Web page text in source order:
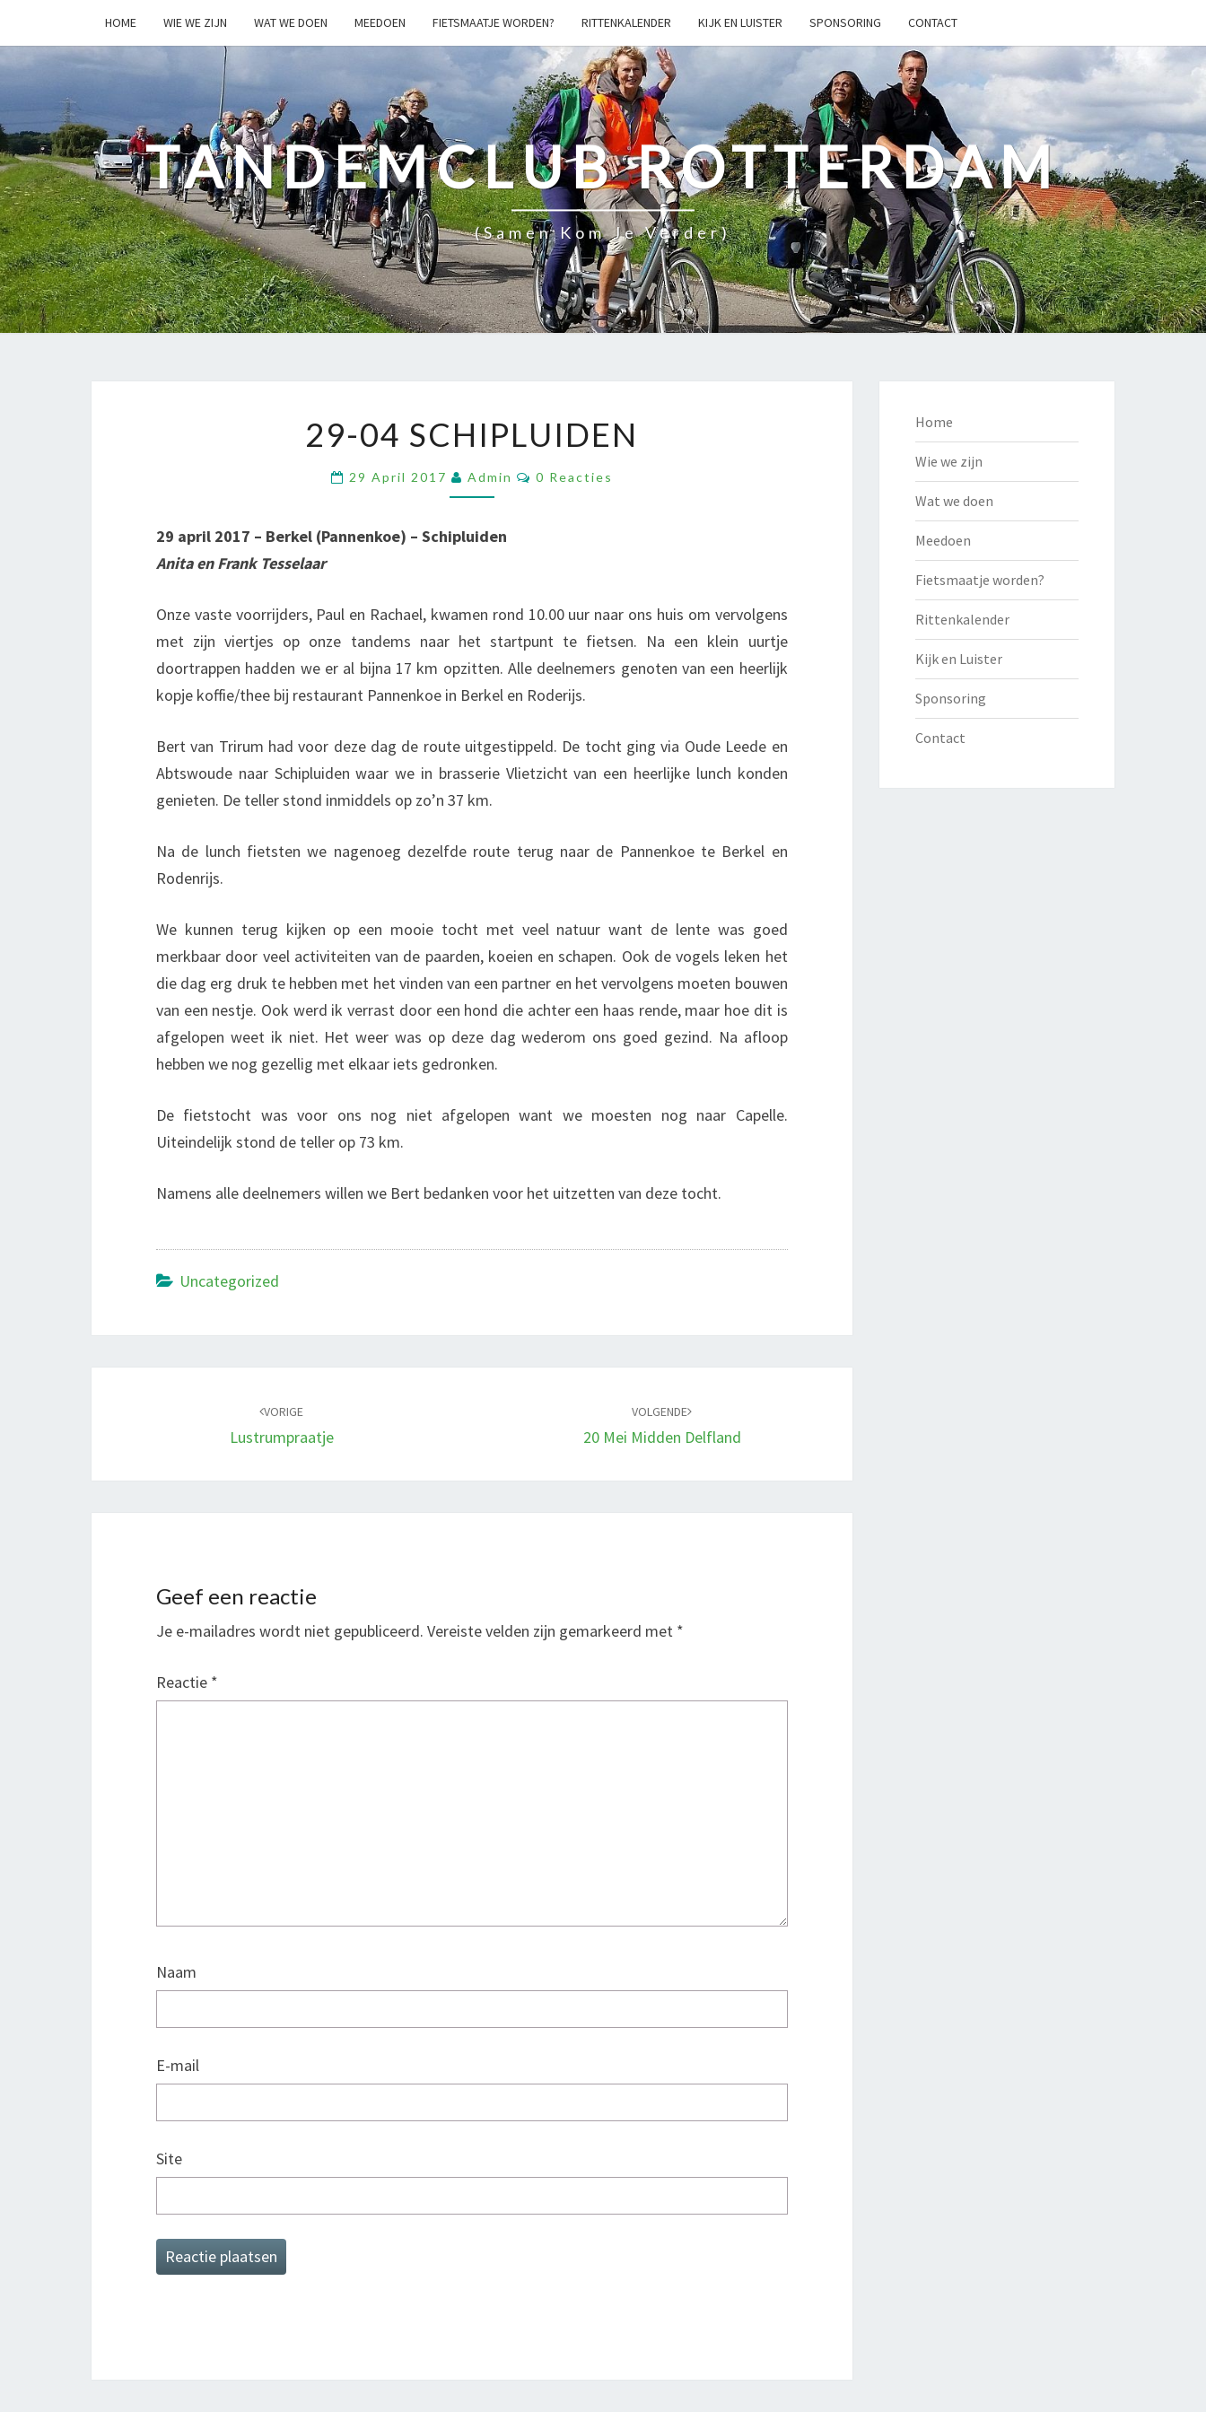
HOME WIE WE ZIJN WAT WE DOEN MEEDOEN FIETSMAATJE WORDEN? RITTENKALENDER KIJK EN LUISTER SPONSORING CONTACT
TANDEMCLUB ROTTERDAM
(samen Kom Je Verder)
04
29-04 SCHIPLUIDEN
29 April 2017 Admin Reacties
0 Reacties
29 april 2017 – Berkel (Pannenkoe) – Schipluiden
Anita en Frank Tesselaar
Onze vaste voorrijders, Paul en Rachael, kwamen rond 10.00 uur naar ons huis om vervolgens
met zijn viertjes op onze tandems naar het startpunt te fietsen. Na een klein uurtje
doortrappen hadden we er al bijna 17 km opzitten. Alle deelnemers genoten van een heerlijk
kopje koffie/thee bij restaurant Pannenkoe in Berkel en Roderijs.
Bert van Trirum had voor deze dag de route uitgestippeld. De tocht ging via Oude Leede en
Abtswoude naar Schipluiden waar we in brasserie Vlietzicht van een heerlijke lunch konden
genieten. De teller stond inmiddels op zo’n 37 km.
Na de lunch fietsten we nagenoeg dezelfde route terug naar de Pannenkoe te Berkel en
Rodenrijs.
We kunnen terug kijken op een mooie tocht met veel natuur want de lente was goed
merkbaar door veel activiteiten van de paarden, koeien en schapen. Ook de vogels leken het
die dag erg druk te hebben met het vinden van een partner en het vervolgens moeten bouwen
van een nestje. Ook werd ik verrast door een hond die achter een haas rende, maar hoe dit is
afgelopen weet ik niet. Het weer was op deze dag wederom ons goed gezind. Na afloop
hebben we nog gezellig met elkaar iets gedronken.
De fietstocht was voor ons nog niet afgelopen want we moesten nog naar Capelle.
Uiteindelijk stond de teller op 73 km.
Namens alle deelnemers willen we Bert bedanken voor het uitzetten van deze tocht.
Uncategorized
VORIGE
Lustrumpraatje
VOLGENDE
20 Mei Midden Delfland
Geef een reactie
Je e-mailadres wordt niet gepubliceerd. Vereiste velden zijn gemarkeerd met *
Reactie *
Naam
E-mail
Site
Home
Wie we zijn
Wat we doen
Meedoen
Fietsmaatje worden?
Rittenkalender
Kijk en Luister
Sponsoring
Contact